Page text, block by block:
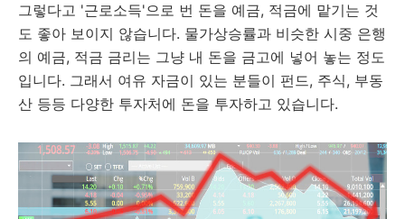
그렇다고 '근로소득'으로 번 돈을 예금, 적금에 맡기는 것
도 좋아 보이지 않습니다. 물가상승률과 비슷한 시중 은행
의 예금, 적금 금리는 그냥 내 돈을 금고에 넣어 놓는 정도
입니다. 그래서 여유 자금이 있는 분들이 펀드, 주식, 부동
산 등등 다양한 투자처에 돈을 투자하고 있습니다.